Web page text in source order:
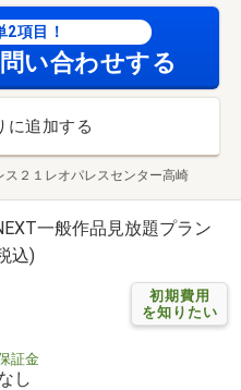
2項目！
い合わせする
に追加する
ス２１レオパレスセンター高崎
一般作品見放題プラン
込)
初期費用
を知りたい
証金
し